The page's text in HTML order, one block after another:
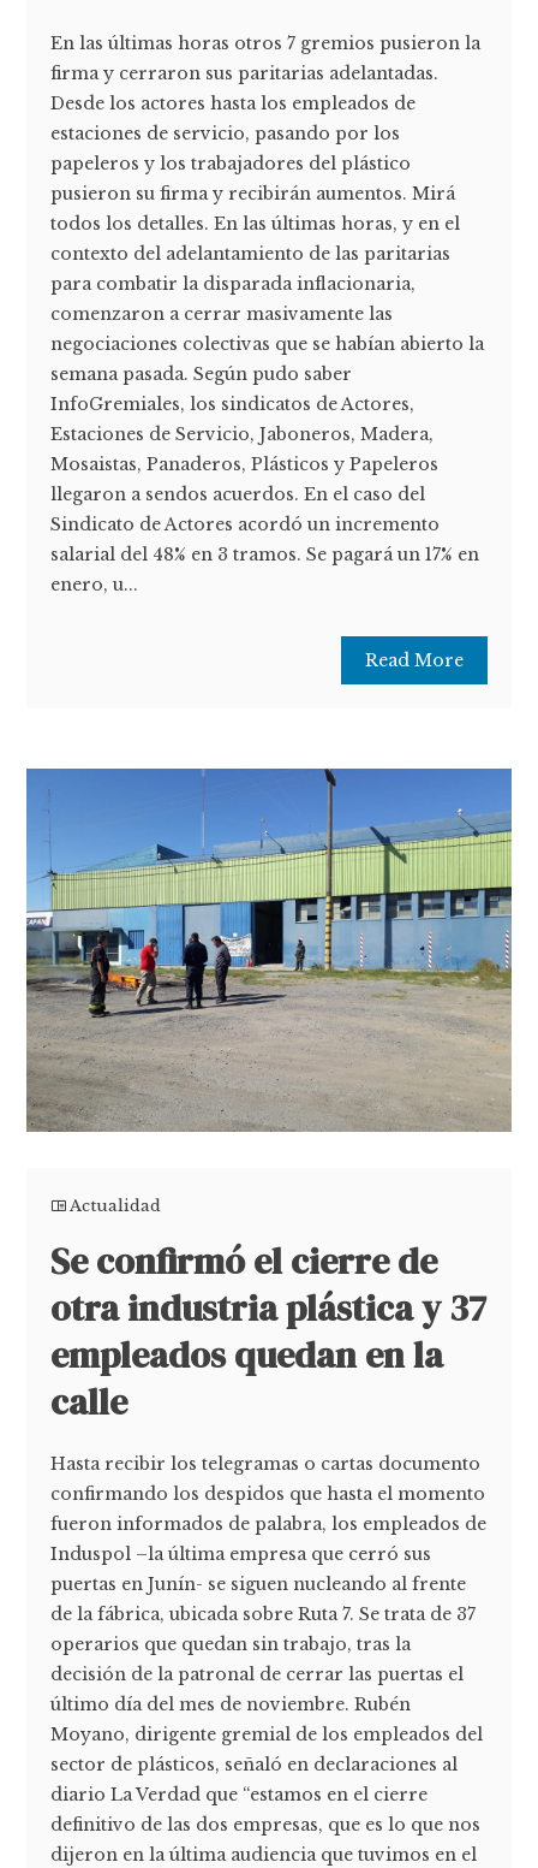
En las últimas horas otros 7 gremios pusieron la
firma y cerraron sus paritarias adelantadas.
Desde los actores hasta los empleados de
estaciones de servicio, pasando por los
papeleros y los trabajadores del plástico
pusieron su firma y recibirán aumentos. Mirá
todos los detalles. En las últimas horas, y en el
contexto del adelantamiento de las paritarias
para combatir la disparada inflacionaria,
comenzaron a cerrar masivamente las
negociaciones colectivas que se habían abierto la
semana pasada. Según pudo saber
InfoGremiales, los sindicatos de Actores,
Estaciones de Servicio, Jaboneros, Madera,
Mosaistas, Panaderos, Plásticos y Papeleros
llegaron a sendos acuerdos. En el caso del
Sindicato de Actores acordó un incremento
salarial del 48% en 3 tramos. Se pagará un 17% en
enero, u...
Read More
Actualidad
Se confirmó el cierre de
otra industria plástica y 37
empleados quedan en la
calle
Hasta recibir los telegramas o cartas documento
confirmando los despidos que hasta el momento
fueron informados de palabra, los empleados de
Induspol –la última empresa que cerró sus
puertas en Junín- se siguen nucleando al frente
de la fábrica, ubicada sobre Ruta 7. Se trata de 37
operarios que quedan sin trabajo, tras la
decisión de la patronal de cerrar las puertas el
último día del mes de noviembre. Rubén
Moyano, dirigente gremial de los empleados del
sector de plásticos, señaló en declaraciones al
diario La Verdad que “estamos en el cierre
definitivo de las dos empresas, que es lo que nos
dijeron en la última audiencia que tuvimos en el